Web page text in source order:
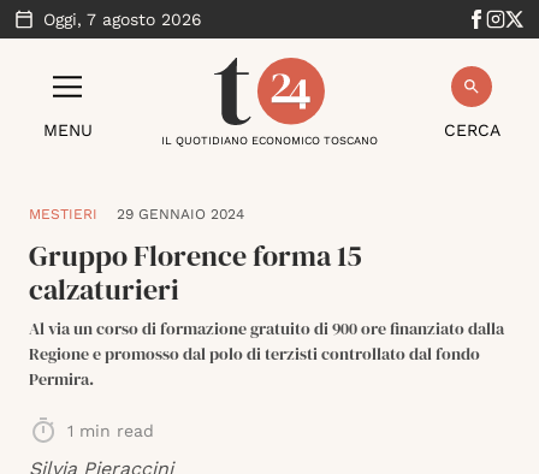
Oggi, 7 agosto 2026
MENU CERCA
IL QUOTIDIANO ECONOMICO TOSCANO
MESTIERI 29 GENNAIO 2024
Gruppo Florence forma 15
calzaturieri
Al via un corso di formazione gratuito di 900 ore finanziato dalla
Regione e promosso dal polo di terzisti controllato dal fondo
Permira.
1 min read
Silvia Pieraccini